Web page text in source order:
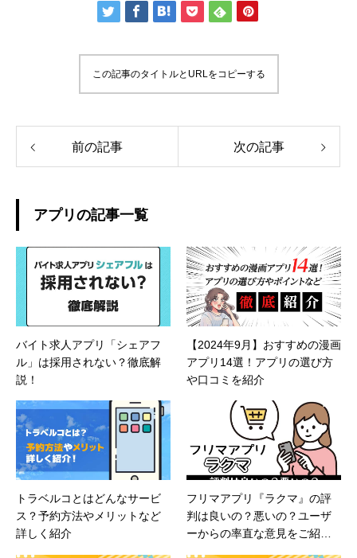
この記事のタイトルとURLをコピーする
前の記事 次の記事
アプリの記事一覧
バイト求人アプリ「シェアフ
ル」は採用されない？徹底解
説！
【2024年9月】おすすめの漫画
アプリ14選！アプリの選び方
や口コミを紹介
トラベルコとはどんなサービ
ス？予約方法やメリットなど
詳しく紹介
フリマアプリ『ラクマ』の評
判は良いの？悪いの？ユーザ
ーからの率直な意見をご紹